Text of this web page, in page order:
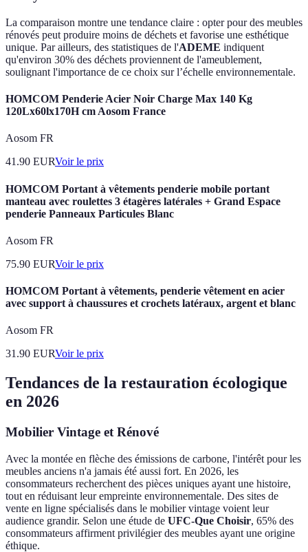
La comparaison montre une tendance claire : opter pour des meubles
rénovés peut produire moins de déchets et favorise une esthétique
unique. Par ailleurs, des statistiques de l'ADEME indiquent
qu'environ 30% des déchets proviennent de l'ameublement,
soulignant l'importance de ce choix sur l’échelle environnementale.
HOMCOM Penderie Acier Noir Charge Max 140 Kg
120Lx60lx170H cm Aosom France
Aosom FR
41.90 EURVoir le prix
HOMCOM Portant à vêtements penderie mobile portant
manteau avec roulettes 3 étagères latérales + Grand Espace
penderie Panneaux Particules Blanc
Aosom FR
75.90 EURVoir le prix
HOMCOM Portant à vêtements, penderie vêtement en acier
avec support à chaussures et crochets latéraux, argent et blanc
Aosom FR
31.90 EURVoir le prix
Tendances de la restauration écologique
en 2026
Mobilier Vintage et Rénové
Avec la montée en flèche des émissions de carbone, l'intérêt pour les
meubles anciens n'a jamais été aussi fort. En 2026, les
consommateurs recherchent des pièces uniques ayant une histoire,
tout en réduisant leur empreinte environnementale. Des sites de
vente en ligne spécialisés dans le mobilier vintage voient leur
audience grandir. Selon une étude de UFC-Que Choisir, 65% des
consommateurs affirment privilégier des meubles ayant une origine
éthique.